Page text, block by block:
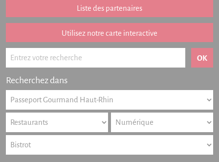
Addition remboursée
Points de vente
Listing des newsletters
Offres numériques
Partenariat
FAQ
Livre d'or
Contact
Liste des partenaires
Utilisez notre carte interactive
Recherchez dans